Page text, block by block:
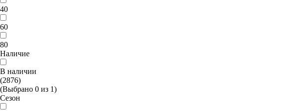
40
60
80
Наличие
В наличии
(2876)
(Выбрано 0 из 1)
Сезон